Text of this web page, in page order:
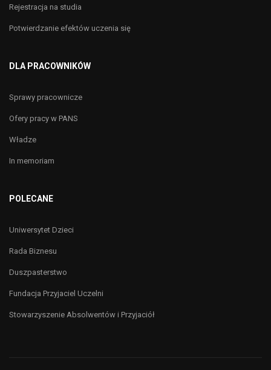
Rejestracja na studia
Potwierdzanie efektów uczenia się
DLA PRACOWNIKÓW
Sprawy pracownicze
Ofery pracy w PANS
Władze
In memoriam
POLECANE
Uniwersytet Dzieci
Rada Biznesu
Duszpasterstwo
Fundacja Przyjaciel Uczelni
Stowarzyszenie Absolwentów i Przyjaciół